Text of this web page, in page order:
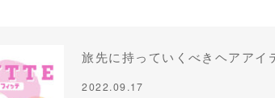
旅先に持っていくべきヘアアイ
2022.09.17